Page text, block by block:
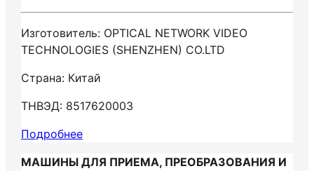
Изготовитель: OPTICAL NETWORK VIDEO
TECHNOLOGIES (SHENZHEN) CO.LTD
Страна: Китай
ТНВЭД: 8517620003
Подробнее
МАШИНЫ ДЛЯ ПРИЕМА, ПРЕОБРАЗОВАНИЯ И